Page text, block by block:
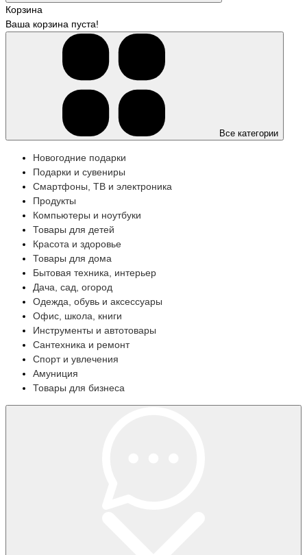
Корзина
Ваша корзина пуста!
Все категории
Новогодние подарки
Подарки и сувениры
Смартфоны, ТВ и электроника
Продукты
Компьютеры и ноутбуки
Товары для детей
Красота и здоровье
Товары для дома
Бытовая техника, интерьер
Дача, сад, огород
Одежда, обувь и аксессуары
Офис, школа, книги
Инструменты и автотовары
Сантехника и ремонт
Спорт и увлечения
Амуниция
Товары для бизнеса